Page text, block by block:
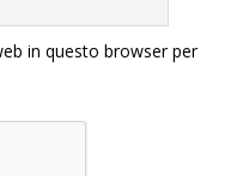
in questo browser per